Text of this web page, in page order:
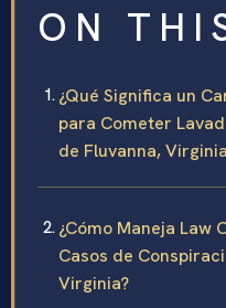
ON
¿Qué Significa un
para Cometer
de Fluvanna,
¿Cómo Maneja Law
Casos de
Virginia?